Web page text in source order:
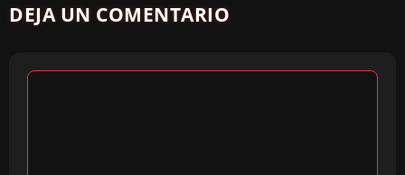
DEJA UN COMENTARIO